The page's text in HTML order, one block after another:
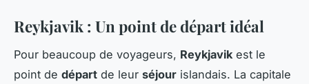
Reykjavik : Un point de départ idéal
Pour beaucoup de voyageurs, Reykjavik est le
point de départ de leur séjour islandais. La capitale